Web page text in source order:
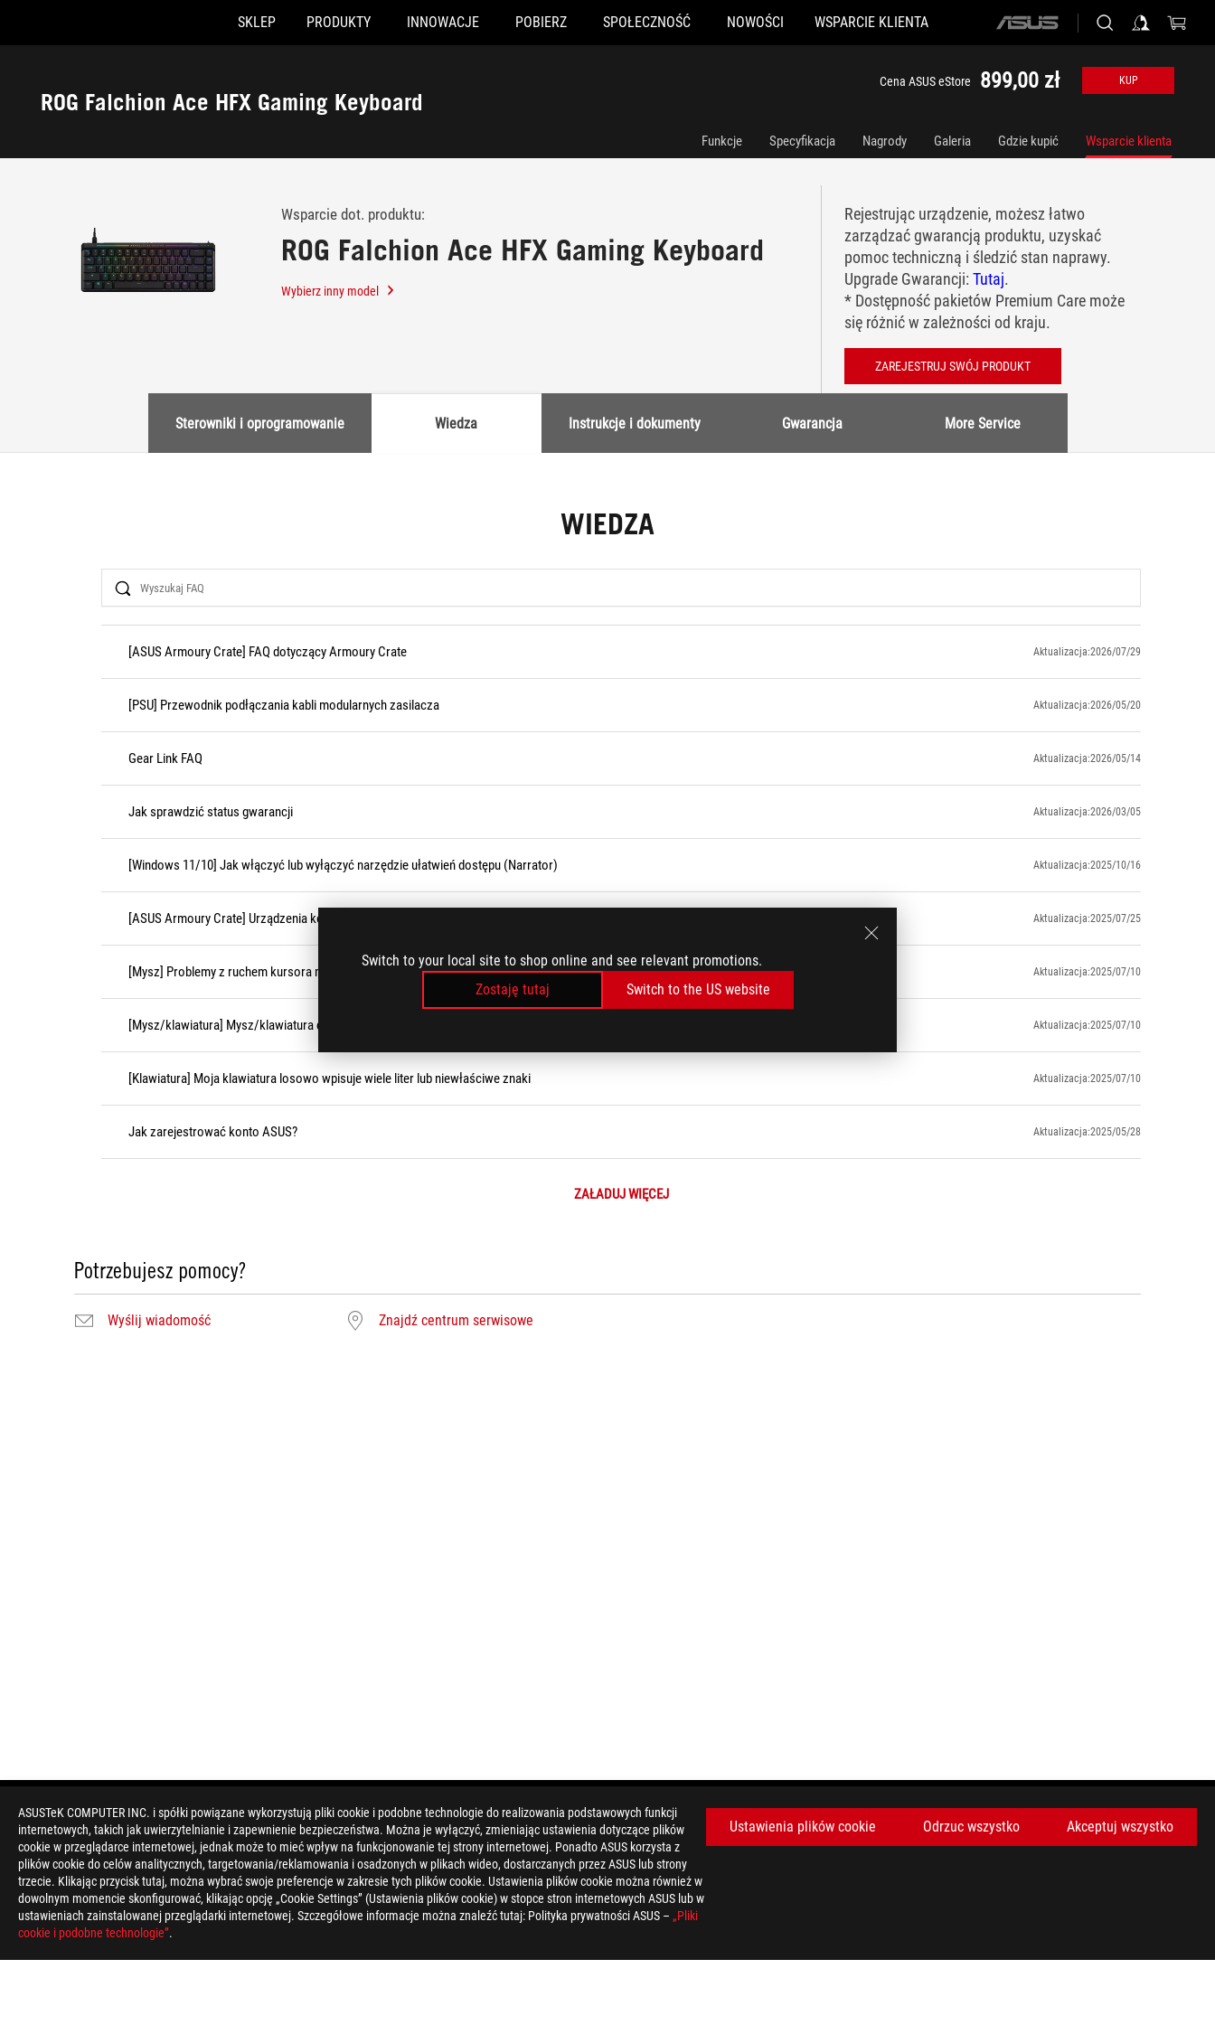
ASUSTeK COMPUTER INC. i spółki powiązane wykorzystują pliki cookie i podobne technologie do realizowania podstawowych funkcji
internetowych, takich jak uwierzytelnianie i zapewnienie bezpieczeństwa. Można je wyłączyć, zmieniając ustawienia dotyczące plików
cookie w przeglądarce internetowej, jednak może to mieć wpływ na funkcjonowanie tej strony internetowej. Ponadto ASUS korzysta z
plików cookie do celów analitycznych, targetowania/reklamowania i osadzonych w plikach wideo, dostarczanych przez ASUS lub strony
trzecie. Klikając przycisk tutaj, można wybrać swoje preferencje w zakresie tych plików cookie. Ustawienia plików cookie można również w
dowolnym momencie skonfigurować, klikając opcję „Cookie Settings” (Ustawienia plików cookie) w stopce stron internetowych ASUS lub w
ustawieniach zainstalowanej przeglądarki internetowej. Szczegółowe informacje można znaleźć tutaj: Polityka prywatności ASUS – „Pliki
cookie i podobne technologie”.
Ustawienia plików cookie Odrzuc wszystko Akceptuj wszystko
Switch to your local site to shop online and see relevant promotions.
Zostaję tutaj
Switch to the US website
Accessibility links
SKLEP PRODUKTY INNOWACJE POBIERZ SPOŁECZNOŚĆ NOWOŚCI WSPARCIE KLIENTA
ASUS
ROG Falchion Ace HFX Gaming Keyboard
Cena ASUS eStore 899,00 zł KUP
Funkcje Specyfikacja Nagrody Galeria Gdzie kupić Wsparcie klienta
Wsparcie dot. produktu:
ROG Falchion Ace HFX Gaming Keyboard
Wybierz inny model
Rejestrując urządzenie, możesz łatwo
zarządzać gwarancją produktu, uzyskać
pomoc techniczną i śledzić stan naprawy.
Upgrade Gwarancji: Tutaj.
* Dostępność pakietów Premium Care może
się różnić w zależności od kraju.
ZAREJESTRUJ SWÓJ PRODUKT
Sterowniki i oprogramowanie Wiedza Instrukcje i dokumenty Gwarancja More Service
WIEDZA
Search
[ASUS Armoury Crate] FAQ dotyczący Armoury Crate Aktualizacja:2026/07/29
[PSU] Przewodnik podłączania kabli modularnych zasilacza Aktualizacja:2026/05/20
Gear Link FAQ Aktualizacja:2026/05/14
Jak sprawdzić status gwarancji Aktualizacja:2026/03/05
[Windows 11/10] Jak włączyć lub wyłączyć narzędzie ułatwień dostępu (Narrator) Aktualizacja:2025/10/16
[ASUS Armoury Crate] Urządzenia kompatybilne z Armoury Crate Aktualizacja:2025/07/25
[Mysz] Problemy z ruchem kursora myszy — zacinanie się lub opóźnienia Aktualizacja:2025/07/10
[Mysz/klawiatura] Mysz/klawiatura działa nieprawidłowo lub występują nieoczekiwane problemy. Aktualizacja:2025/07/10
[Klawiatura] Moja klawiatura losowo wpisuje wiele liter lub niewłaściwe znaki Aktualizacja:2025/07/10
Jak zarejestrować konto ASUS? Aktualizacja:2025/05/28
ZAŁADUJ WIĘCEJ
Potrzebujesz pomocy?
Wyślij wiadomość Znajdź centrum serwisowe
Disclaimer
Produkty certyfikowane przez kanadyjską Federalną Komisję Łączności i Przemysłu będą rozpowszechniane w Stanach Zjednoczonych i w Kanadzie. Zapraszamy do odwiedzenia strony ASUS USA i
ASUS Canada, gdzie znajdziesz informacje o lokalnej dostępności produktów.
Wszystkie specyfikacje mogą ulec zmianie bez wcześniejszego powiadomienia. Prosimy o kontakt z dostawcą w celu uzyskania dokładnych ofert. Produkty mogą nie być dostępne na wszystkich
rynkach.
Specyfikacja i funkcje różnią się w zależności od modelu, a wszelkie ilustracje są poglądowe. Szczegóły można znaleźć na stronach specyfikacji.
Kolory i dołączone oprogramowanie mogą ulec zmianie bez wcześniejszego powiadomienia.